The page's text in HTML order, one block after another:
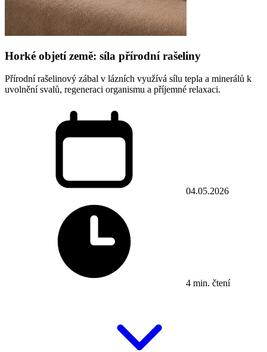
Horké objetí země: síla přírodní rašeliny
Přírodní rašelinový zábal v lázních využívá sílu tepla a minerálů k
uvolnění svalů, regeneraci organismu a příjemné relaxaci.
04.05.2026
4 min. čtení